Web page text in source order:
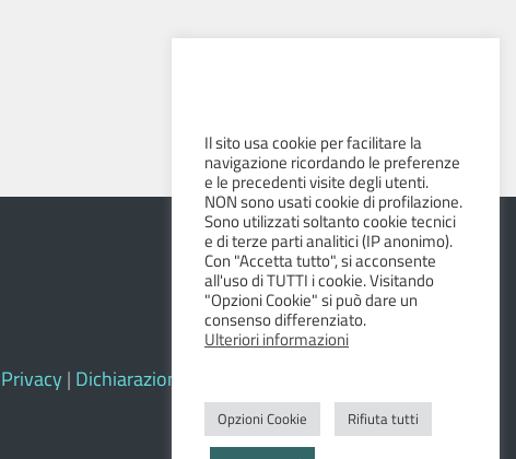
Privacy | Dichiarazione di accessibilità e feedback
Il sito usa cookie per facilitare la
navigazione ricordando le preferenze
e le precedenti visite degli utenti.
NON sono usati cookie di profilazione.
Sono utilizzati soltanto cookie tecnici
e di terze parti analitici (IP anonimo).
Con "Accetta tutto", si acconsente
all'uso di TUTTI i cookie. Visitando
"Opzioni Cookie" si può dare un
consenso differenziato.
Ulteriori informazioni
Opzioni Cookie Rifiuta tutti